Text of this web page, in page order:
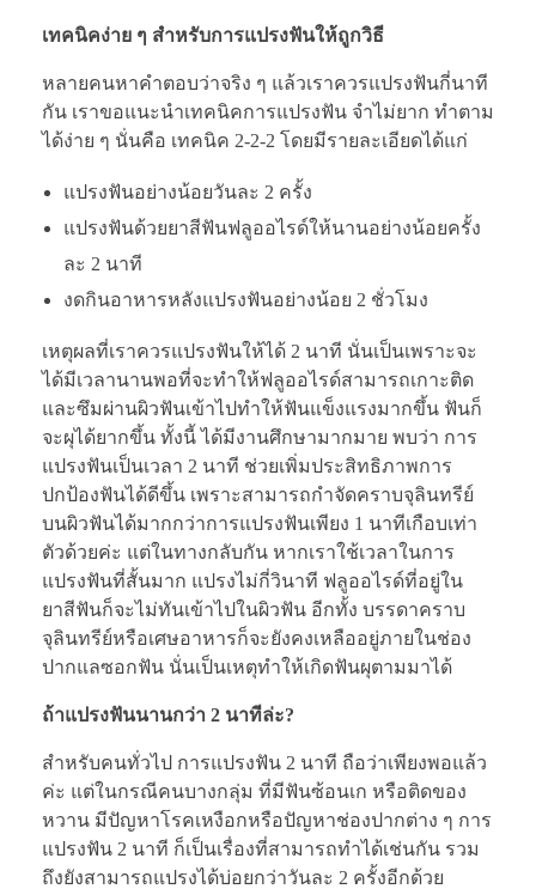
เทคนิคง่าย ๆ สำหรับการแปรงฟันให้ถูกวิธี
หลายคนหาคำตอบว่าจริง ๆ แล้วเราควรแปรงฟันกี่นาที
กัน เราขอแนะนำเทคนิคการแปรงฟัน จำไม่ยาก ทำตาม
ได้ง่าย ๆ นั่นคือ เทคนิค 2-2-2 โดยมีรายละเอียดได้แก่
แปรงฟันอย่างน้อยวันละ 2 ครั้ง
แปรงฟันด้วยยาสีฟันฟลูออไรด์ให้นานอย่างน้อยครั้ง
ละ 2 นาที
งดกินอาหารหลังแปรงฟันอย่างน้อย 2 ชั่วโมง
เหตุผลที่เราควรแปรงฟันให้ได้ 2 นาที นั่นเป็นเพราะจะ
ได้มีเวลานานพอที่จะทำให้ฟลูออไรด์สามารถเกาะติด
และซึมผ่านผิวฟันเข้าไปทำให้ฟันแข็งแรงมากขึ้น ฟันก็
จะผุได้ยากขึ้น ทั้งนี้ ได้มีงานศึกษามากมาย พบว่า การ
แปรงฟันเป็นเวลา 2 นาที ช่วยเพิ่มประสิทธิภาพการ
ปกป้องฟันได้ดีขึ้น เพราะสามารถกำจัดคราบจุลินทรีย์
บนผิวฟันได้มากกว่าการแปรงฟันเพียง 1 นาทีเกือบเท่า
ตัวด้วยค่ะ แต่ในทางกลับกัน หากเราใช้เวลาในการ
แปรงฟันที่สั้นมาก แปรงไม่กี่วินาที ฟลูออไรด์ที่อยู่ใน
ยาสีฟันก็จะไม่ทันเข้าไปในผิวฟัน อีกทั้ง บรรดาคราบ
จุลินทรีย์หรือเศษอาหารก็จะยังคงเหลืออยู่ภายในช่อง
ปากแลซอกฟัน นั่นเป็นเหตุทำให้เกิดฟันผุตามมาได้
ถ้าแปรงฟันนานกว่า 2 นาทีล่ะ?
สำหรับคนทั่วไป การแปรงฟัน 2 นาที ถือว่าเพียงพอแล้ว
ค่ะ แต่ในกรณีคนบางกลุ่ม ที่มีฟันซ้อนเก หรือติดของ
หวาน มีปัญหาโรคเหงือกหรือปัญหาช่องปากต่าง ๆ การ
แปรงฟัน 2 นาที ก็เป็นเรื่องที่สามารถทำได้เช่นกัน รวม
ถึงยังสามารถแปรงได้บ่อยกว่าวันละ 2 ครั้งอีกด้วย